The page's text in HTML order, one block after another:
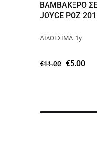
ΒΑΜΒΑΚΕΡΟ
JOYCE ΡΟΖ
ΔΙΑΘΕΣΙΜΑ: 1y
€11.00 €5.00